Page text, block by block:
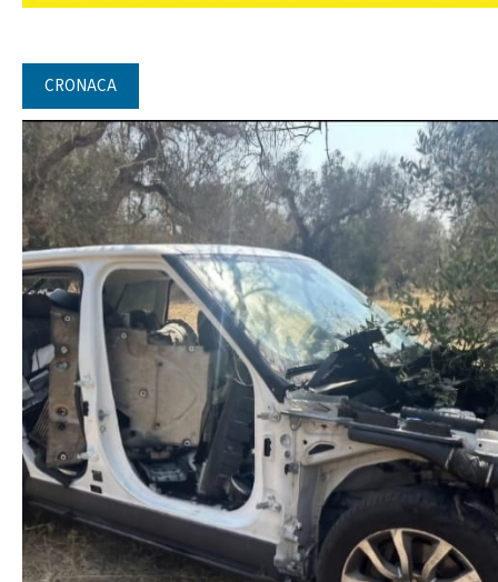
CRONACA